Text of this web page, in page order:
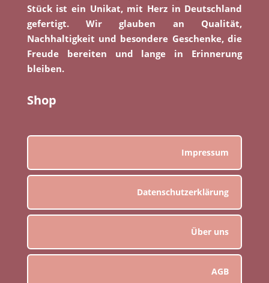
Stück ist ein Unikat, mit Herz in Deutschland
gefertigt. Wir glauben an Qualität,
Nachhaltigkeit und besondere Geschenke, die
Freude bereiten und lange in Erinnerung
bleiben.
Shop
Impressum
Datenschutzerklärung
Über uns
AGB